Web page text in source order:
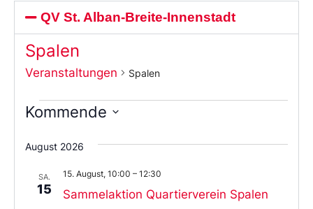
QV St. Alban-Breite-Innenstadt
Spalen
Veranstaltungen Spalen
Kommende
Sie
das
aus.
August 2026
SA.
15 Sammelaktion Quartierverein Spalen
15. August, 10:00 – 12:30